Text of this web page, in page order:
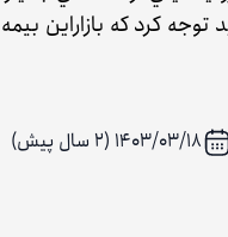
توجه كرد كه بازاراين
۱۴۰۳/۰۳/۱۸ (2 سال پیش)